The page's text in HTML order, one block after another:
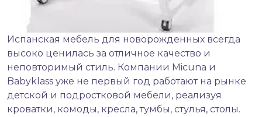
Испанская мебель для новорожденных всегда
высоко ценилась за отличное качество и
неповторимый стиль. Компании Micuna и
Babyklass уже не первый год работают на рынке
детской и подростковой мебели, реализуя
кроватки, комоды, кресла, тумбы, стулья, столы.